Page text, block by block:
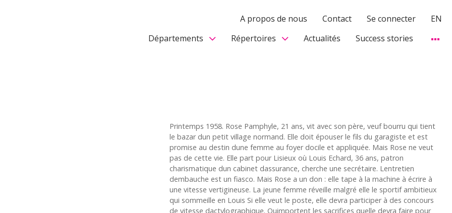
A propos de nous Contact Se connecter
EN
Départements
Répertoires Actualités Success stories
Printemps 1958. Rose Pamphyle, 21 ans, vit avec son père, veuf bourru qui tient
le bazar dun petit village normand. Elle doit épouser le fils du garagiste et est
promise au destin dune femme au foyer docile et appliquée. Mais Rose ne veut
pas de cette vie. Elle part pour Lisieux où Louis Echard, 36 ans, patron
charismatique dun cabinet dassurance, cherche une secrétaire. Lentretien
dembauche est un fiasco. Mais Rose a un don : elle tape à la machine à écrire à
une vitesse vertigineuse. La jeune femme réveille malgré elle le sportif ambitieux
qui sommeille en Louis Si elle veut le poste, elle devra participer à des concours
de vitesse dactylographique. Quimportent les sacrifices quelle devra faire pour